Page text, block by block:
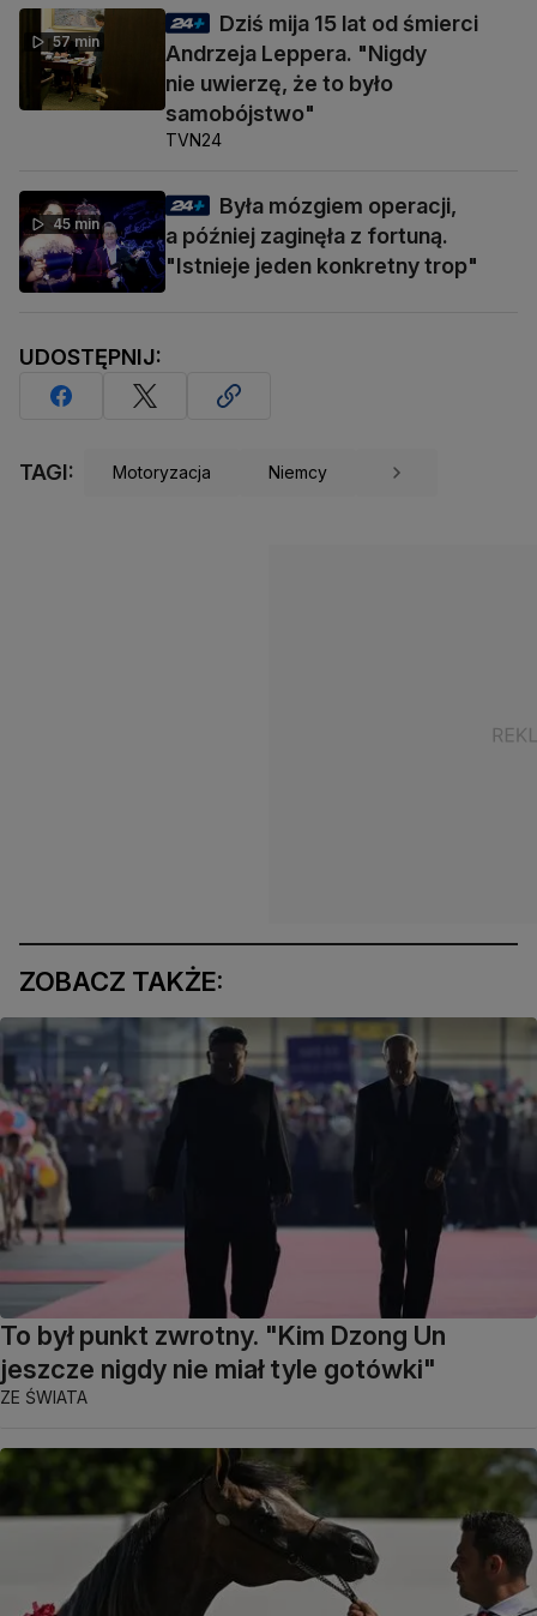
57 min
Dziś mija 15 lat od śmierci
Andrzeja Leppera. "Nigdy
nie uwierzę, że to było
samobójstwo"
TVN24
45 min
Była mózgiem operacji,
a później zaginęła z fortuną.
"Istnieje jeden konkretny trop"
UDOSTĘPNIJ:
TAGI: Motoryzacja Niemcy
ZOBACZ TAKŻE:
To był punkt zwrotny. "Kim Dzong Un
jeszcze nigdy nie miał tyle gotówki"
ZE ŚWIATA